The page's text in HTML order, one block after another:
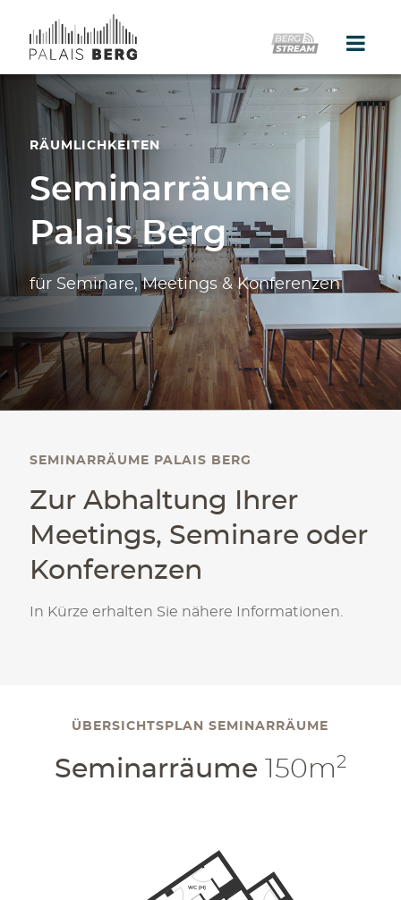
Home
Location
Galerie
Events
Catering
Presse
Kontakt
Schwarzenbergplatz 3
1010 Wien
office@palaisberg.at
+43 01 503 28 14
Impressum & Datenschutz
RÄUMLICHKEITEN
Seminarräume
Palais Berg
für Seminare, Meetings & Konferenzen
SEMINARRÄUME PALAIS BERG
Zur Abhaltung Ihrer
Meetings, Seminare oder
Konferenzen
In Kürze erhalten Sie nähere Informationen.
ÜBERSICHTSPLAN SEMINARRÄUME
Seminarräume 150m2